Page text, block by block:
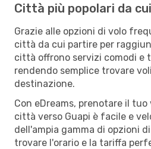
Città più popolari da
Grazie alle opzioni di volo
città da cui partire per
città offrono servizi comodi e
rendendo semplice trovare
destinazione.
Con eDreams, prenotare il
città verso Guapi è facile e
dell'ampia gamma di opzioni
trovare l'orario e la tariffa